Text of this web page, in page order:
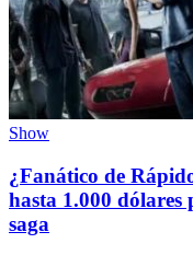
Show
¿Fanático de
hasta 1.000 dólares
saga